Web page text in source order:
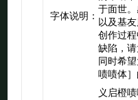
字体说明：
于面世
以及基
创作过
缺陷，
同时希
啧啧体］
义启橙